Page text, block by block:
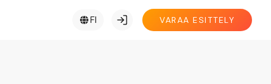
FI VARAA ESITTELY